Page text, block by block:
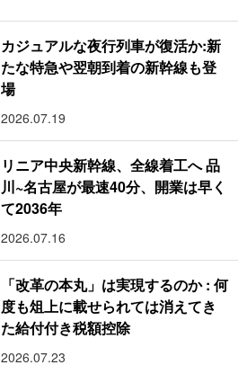
カジュアルな夜行列車が復活か:新
たな特急や翌朝到着の新幹線も登
場
2026.07.19
リニア中央新幹線、全線着工へ 品
川~名古屋が最速40分、開業は早く
て2036年
2026.07.16
「改革の本丸」は実現するのか : 何
度も俎上に載せられては消えてき
た給付付き税額控除
2026.07.23